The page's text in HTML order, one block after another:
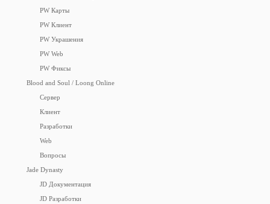
PW Карты
PW Клиент
PW Украшения
PW Web
PW Фиксы
Blood and Soul / Loong Online
Сервер
Клиент
Разработки
Web
Вопросы
Jade Dynasty
JD Документация
JD Разработки